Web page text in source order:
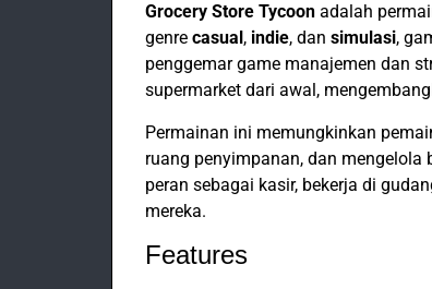
Grocery Store Tycoon adalah
genre casual , indie, dan simulasi,
penggemar game manajemen dan
supermarket dari awal,
Permainan ini memungkinkan
ruang penyimpanan, dan
peran sebagai kasir, bekerja di
mereka.
Features